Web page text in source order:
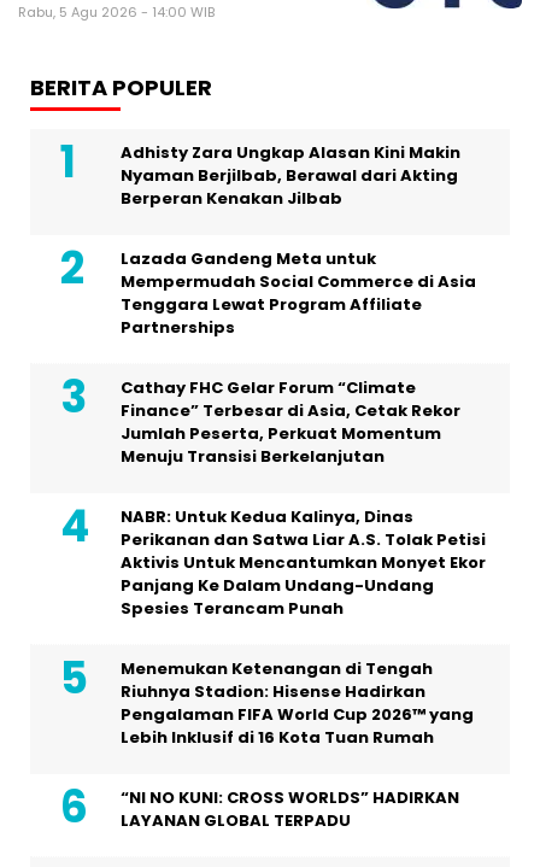
Rabu, 5 Agu 2026 - 14:00 WIB
BERITA POPULER
Adhisty Zara Ungkap Alasan Kini Makin
Nyaman Berjilbab, Berawal dari Akting
Berperan Kenakan Jilbab
Lazada Gandeng Meta untuk
Mempermudah Social Commerce di Asia
Tenggara Lewat Program Affiliate
Partnerships
Cathay FHC Gelar Forum “Climate
Finance” Terbesar di Asia, Cetak Rekor
Jumlah Peserta, Perkuat Momentum
Menuju Transisi Berkelanjutan
NABR: Untuk Kedua Kalinya, Dinas
Perikanan dan Satwa Liar A.S. Tolak Petisi
Aktivis Untuk Mencantumkan Monyet Ekor
Panjang Ke Dalam Undang-Undang
Spesies Terancam Punah
Menemukan Ketenangan di Tengah
Riuhnya Stadion: Hisense Hadirkan
Pengalaman FIFA World Cup 2026™ yang
Lebih Inklusif di 16 Kota Tuan Rumah
“NI NO KUNI: CROSS WORLDS” HADIRKAN
LAYANAN GLOBAL TERPADU